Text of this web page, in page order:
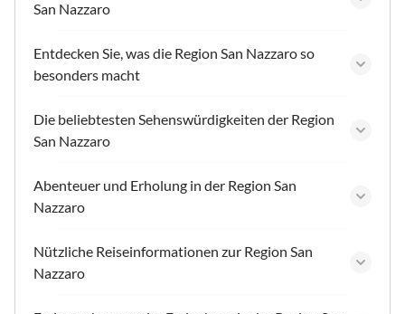
San Nazzaro
Entdecken Sie, was die Region San Nazzaro so
besonders macht
Die beliebtesten Sehenswürdigkeiten der Region
San Nazzaro
Abenteuer und Erholung in der Region San
Nazzaro
Nützliche Reiseinformationen zur Region San
Nazzaro